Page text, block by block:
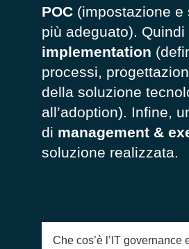
POC (impostazione
più adeguato).
implementation
processi,
della soluzione
all’adoption). Infine,
di management &
soluzione realizzata.
Che cos’è l’IT governance